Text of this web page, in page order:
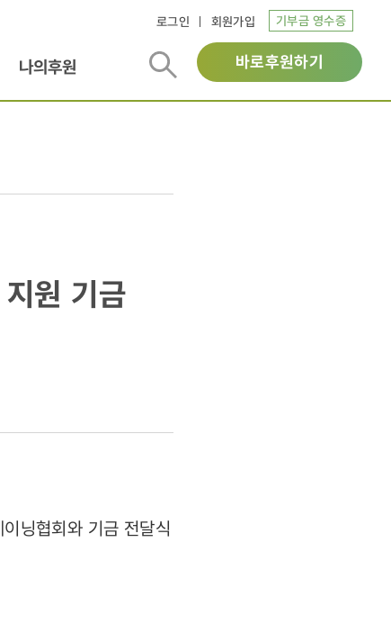
로그인 회원가입 기부금 영수증
나의후원 바로후원하기
원 기금
닝협회와 기금 전달식